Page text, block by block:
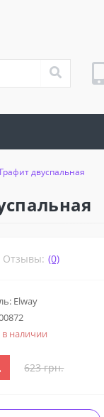
двуспальная
Отзывы: (0)
Elway
в наличии
623 грн.